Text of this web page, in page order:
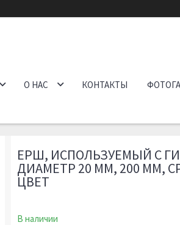
О НАС КОНТАКТЫ
ЕРШ, ИСПОЛЬЗУЕМЫЙ С
ДИАМЕТР 20 ММ, 200 ММ,
ЦВЕТ
В наличии